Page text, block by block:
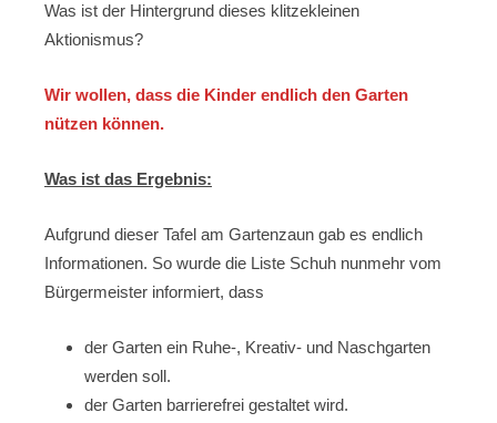
Was ist der Hintergrund dieses klitzekleinen
Aktionismus?
Wir wollen, dass die Kinder endlich den Garten
nützen können.
Was ist das Ergebnis:
Aufgrund dieser Tafel am Gartenzaun gab es endlich
Informationen. So wurde die Liste Schuh nunmehr vom
Bürgermeister informiert, dass
der Garten ein Ruhe-, Kreativ- und Naschgarten
werden soll.
der Garten barrierefrei gestaltet wird.